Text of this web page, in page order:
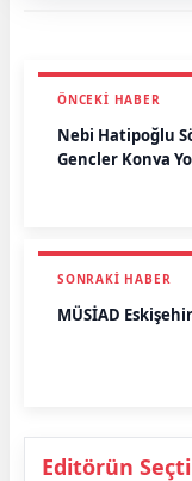
ÖNCEKI HABER
Nebi Hatipoğlu
Gençler Konya
SONRAKI HABER
MÜSİAD
Editörün